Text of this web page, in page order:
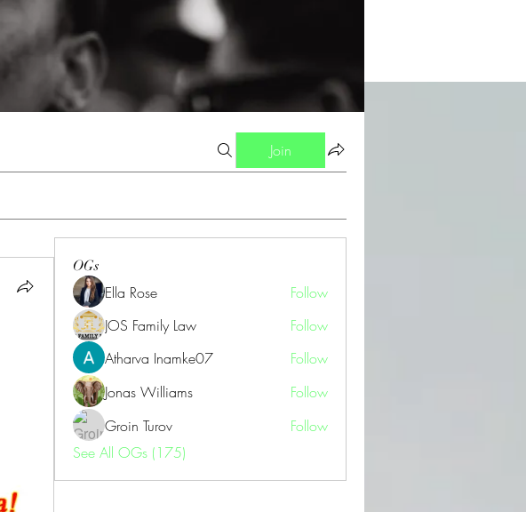
Join
OGs
Ella Rose
Follow
JOS Family Law
Follow
Atharva Inamke07
Follow
Jonas Williams
Follow
Groin Turov
Follow
See All OGs (175)